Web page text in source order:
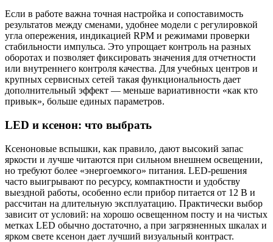
Если в работе важна точная настройка и сопоставимость
результатов между сменами, удобнее модели с регулировкой
угла опережения, индикацией RPM и режимами проверки
стабильности импульса. Это упрощает контроль на разных
оборотах и позволяет фиксировать значения для отчетности
или внутреннего контроля качества. Для учебных центров и
крупных сервисных сетей такая функциональность дает
дополнительный эффект — меньше вариативности «как кто
привык», больше единых параметров.
LED и ксенон: что выбрать
Ксеноновые вспышки, как правило, дают высокий запас
яркости и лучше читаются при сильном внешнем освещении,
но требуют более «энергоемкого» питания. LED-решения
часто выигрывают по ресурсу, компактности и удобству
выездной работы, особенно если прибор питается от 12 В и
рассчитан на длительную эксплуатацию. Практически выбор
зависит от условий: на хорошо освещенном посту и на чистых
метках LED обычно достаточно, а при загрязненных шкалах и
ярком свете ксенон дает лучший визуальный контраст.